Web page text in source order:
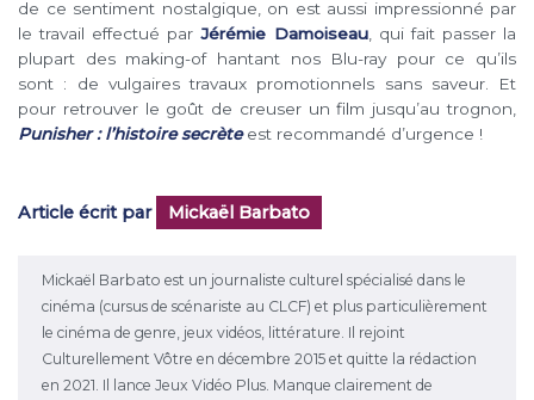
de ce sentiment nostalgique, on est aussi impressionné par
le travail effectué parJérémie Damoiseau, qui fait passer la
plupart des making-of hantant nos Blu-ray pour ce qu’ils
sont : de vulgaires travaux promotionnels sans saveur. Et
pour retrouver le goût de creuser un film jusqu’au trognon,
Punisher : l’histoire secrèteest recommandé d’urgence !
Article écrit par Mickaël Barbato
Mickaël Barbato est un journaliste culturel spécialisé dans le
cinéma (cursus de scénariste au CLCF) et plus particulièrement
le cinéma de genre, jeux vidéos, littérature. Il rejoint
Culturellement Vôtre en décembre 2015 et quitte la rédaction
en 2021. Il lance Jeux Vidéo Plus. Manque clairement de